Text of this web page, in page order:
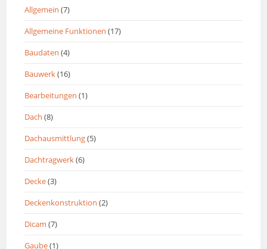
Allgemein (7)
Allgemeine Funktionen (17)
Baudaten (4)
Bauwerk(16)
Bearbeitungen (1)
Dach (8)
Dachausmittlung(5)
Dachtragwerk(6)
Decke(3)
Deckenkonstruktion (2)
Dicam (7)
Gaube(1)